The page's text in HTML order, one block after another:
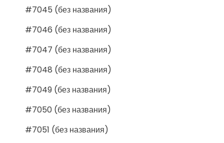
#7045 (без названия)
#7046 (без названия)
#7047 (без названия)
#7048 (без названия)
#7049 (без названия)
#7050 (без названия)
#7051 (без названия)